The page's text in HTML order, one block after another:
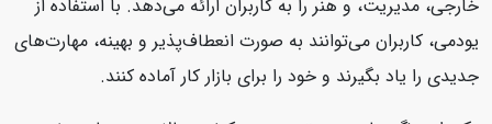
خارجی، مدیریت، و هنر را به کاربران ارائه می‌دهد. با استفاده از
یودمی، کاربران می‌توانند به صورت انعطاف‌پذیر و بهینه، مهارت‌های
جدیدی را یاد بگیرند و خود را برای بازار کار آماده کنند.